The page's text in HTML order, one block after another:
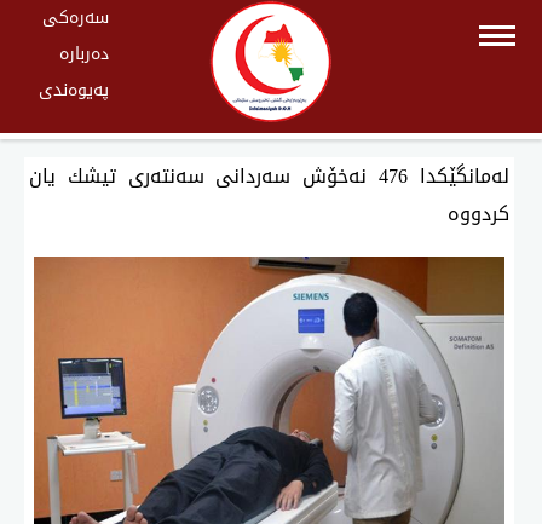
سەرەکی
دەربارە
پەیوەندی
لەمانگێكدا 476 نەخۆش سەردانی سەنتەری تیشك یان
كردووە